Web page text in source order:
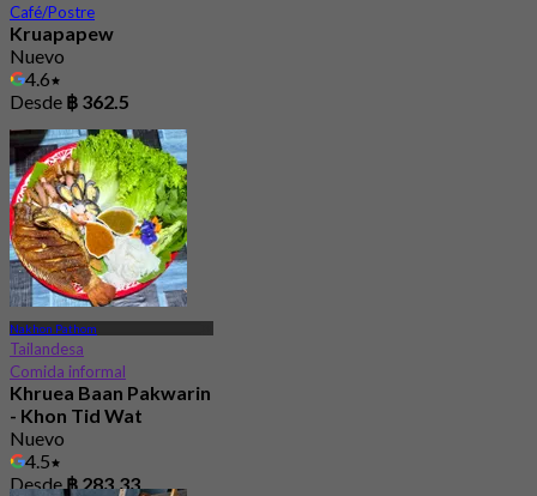
Café/Postre
Kruapapew
Nuevo
4.6
Desde ฿ 362.5
Nakhon Pathom
Tailandesa
Comida informal
Khruea Baan Pakwarin
- Khon Tid Wat
Nuevo
4.5
Desde฿ 283.33